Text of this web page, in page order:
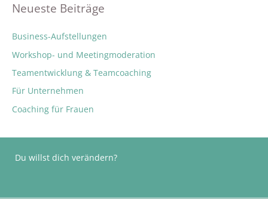
Neueste Beiträge
Business-Aufstellungen
Workshop- und Meetingmoderation
Teamentwicklung & Teamcoaching
Für Unternehmen
Coaching für Frauen
Du willst dich verändern?